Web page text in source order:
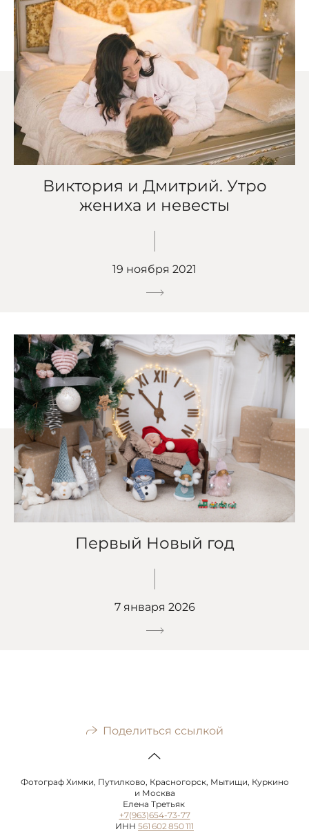
Виктория и Дмитрий. Утро
жениха и невесты
19 ноября 2021
Первый Новый год
7 января 2026
Поделиться ссылкой
Фотограф Химки, Путилково, Красногорск, Мытищи, Куркино
и Москва
Елена Третьяк
+7(963)654-73-77
ИНН 561 602 850 111